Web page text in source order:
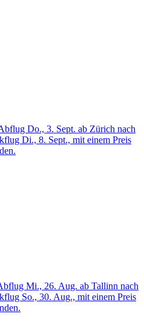
Do., 3. Sept. ab Zürich nach
Di., 8. Sept., mit einem Preis
Mi., 26. Aug. ab Tallinn nach
So., 30. Aug., mit einem Preis